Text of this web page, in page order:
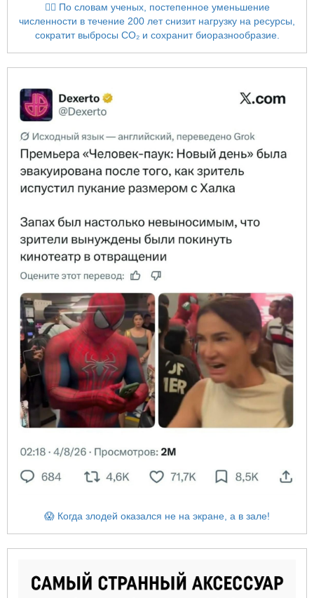
💁‍♂ По словам ученых, постепенное уменьшение
численности в течение 200 лет снизит нагрузку на ресурсы,
сократит выбросы CO₂ и сохранит биоразнообразие.
😱 Когда злодей оказался не на экране, а в зале!